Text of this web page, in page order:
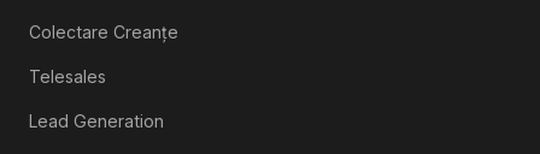
Colectare Creanțe
Telesales
Lead Generation